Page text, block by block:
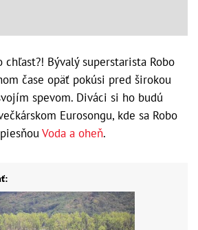
chľast?! Bývalý superstarista Robo
čase opäť pokúsi pred širokou
spevom. Diváci si ho budú
Eurosongu, kde sa Robo
Voda a oheň.